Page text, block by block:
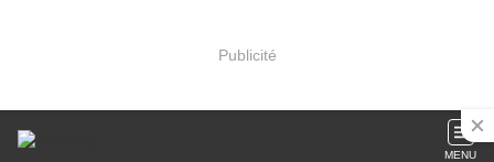
Publicité
MENU